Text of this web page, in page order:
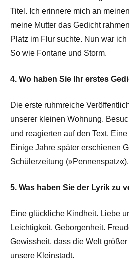
Titel. Ich erinnere mich an
meine Mutter das Gedicht
Platz im Flur suchte. Nun war
So wie Fontane und Storm.
4. Wo haben Sie Ihr erstes
Die erste ruhmreiche
unserer kleinen Wohnung.
und reagierten auf den Text.
Einige Jahre später erschienen
Schülerzeitung (»Pennenspatz«).
5. Was haben Sie der Lyrik zu
Eine glückliche Kindheit. Liebe
Leichtigkeit. Geborgenheit.
Gewissheit, dass die Welt
unsere Kleinstadt.